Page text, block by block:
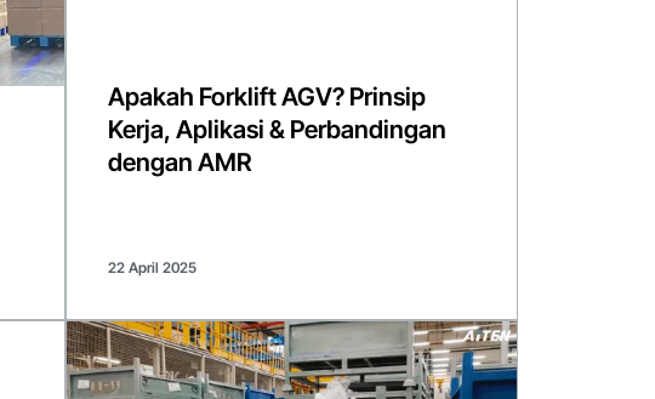
Apakah Forklift AGV? Prinsip
Kerja, Aplikasi & Perbandingan
dengan AMR
22 April 2025